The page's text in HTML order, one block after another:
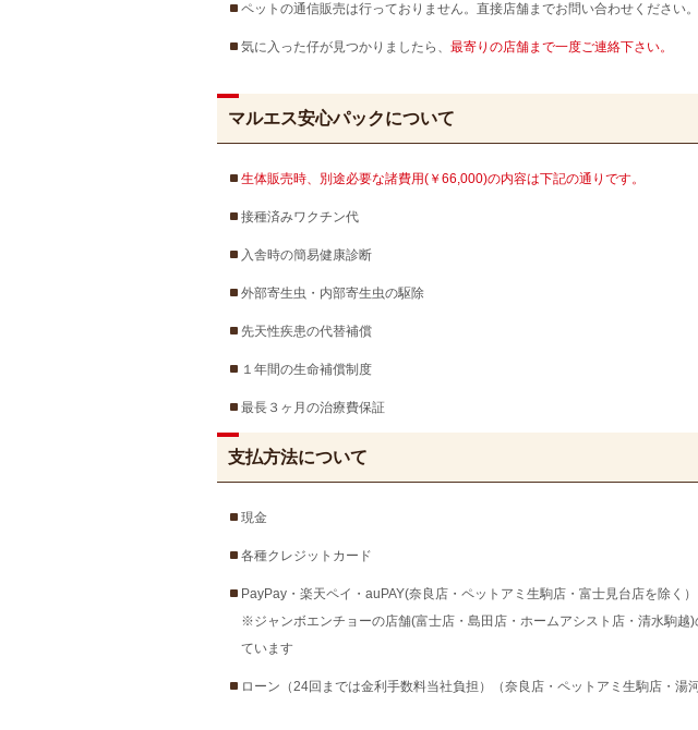
ペットの通信販売は行っておりません。直接店舗までお問い合わせください。
気に入った仔が見つかりましたら、最寄りの店舗まで一度ご連絡下さい。
マルエス安心パックについて
生体販売時、別途必要な諸費用(￥66,000)の内容は下記の通りです。
接種済みワクチン代
入舎時の簡易健康診断
外部寄生虫・内部寄生虫の駆除
先天性疾患の代替補償
１年間の生命補償制度
最長３ヶ月の治療費保証
支払方法について
現金
各種クレジットカード
PayPay・楽天ペイ・auPAY(奈良店・ペットアミ生駒店・富士見台店を除く）
※ジャンボエンチョーの店舗(富士店・島田店・ホームアシスト店・清水駒越
ています
ローン（24回までは金利手数料当社負担）（奈良店・ペットアミ生駒店・湯